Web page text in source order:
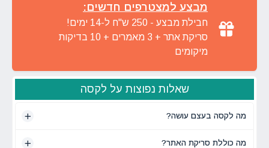
מבצע למצטרפים חדשים:
חבילת מבצע - 250 ש"ח ל-14 ימים!
סריקת אתר + 3 מאמרים + 10 בדיקות
מיקומים
שאלות נפוצות על לקסה
מה לקסה בעצם עושה?
מה כוללת סריקת האתר?